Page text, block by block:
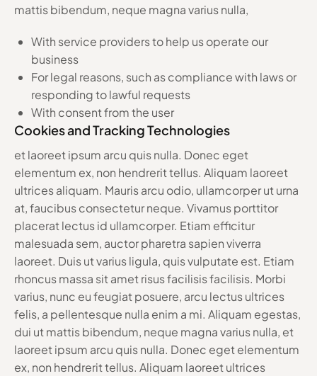
mattis bibendum, neque magna varius nulla,
With service providers to help us operate our
business
For legal reasons, such as compliance with laws or
responding to lawful requests
With consent from the user
Cookies and Tracking Technologies
et laoreet ipsum arcu quis nulla. Donec eget
elementum ex, non hendrerit tellus. Aliquam laoreet
ultrices aliquam. Mauris arcu odio, ullamcorper ut urna
at, faucibus consectetur neque. Vivamus porttitor
placerat lectus id ullamcorper. Etiam efficitur
malesuada sem, auctor pharetra sapien viverra
laoreet. Duis ut varius ligula, quis vulputate est. Etiam
rhoncus massa sit amet risus facilisis facilisis. Morbi
varius, nunc eu feugiat posuere, arcu lectus ultrices
felis, a pellentesque nulla enim a mi. Aliquam egestas,
dui ut mattis bibendum, neque magna varius nulla, et
laoreet ipsum arcu quis nulla. Donec eget elementum
ex, non hendrerit tellus. Aliquam laoreet ultrices